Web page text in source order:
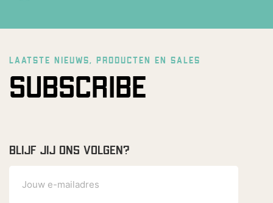
LAATSTE NIEUWS, PRODUCTEN EN SALES
SUBSCRIBE
BLIJF JIJ ONS VOLGEN?